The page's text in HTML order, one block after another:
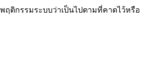
ติกรรมระบบว่าเป็นไปตามที่คาดไว้หรือ